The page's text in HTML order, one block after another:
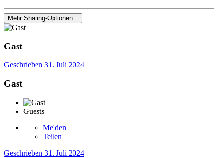
Mehr Sharing-Optionen...
Gast
Geschrieben 31. Juli 2024
Gast
Guests
Melden
Teilen
Geschrieben 31. Juli 2024